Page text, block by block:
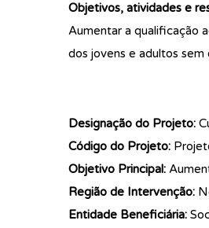
Objetivos, atividades e
Aumentar a qualificação
dos jovens e adultos
Designação do Projeto:
Código do Projeto:
Objetivo Principal:
Região de Intervenção:
Entidade Beneficiária: